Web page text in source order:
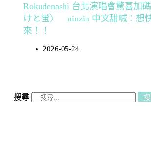
Rokudenashi 台北演唱會驚喜加
けと蛍〉 ninzin 中文甜喊：想
來！！
2026-05-24
搜尋